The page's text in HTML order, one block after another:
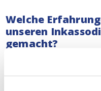
Welche
unseren
gemacht?